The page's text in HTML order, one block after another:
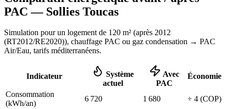
PAC — Sollies Toucas
Simulation pour un logement de 120 m² (après 2012
(RT2012/RE2020)), chauffage PAC ou gaz condensation → PAC
Air/Eau, tarifs méditerranéens.
Indicateur
Système
actuel
Avec
PAC
Économie
Consommation
(kWh/an)
6 720 1 680 ÷ 4 (COP)